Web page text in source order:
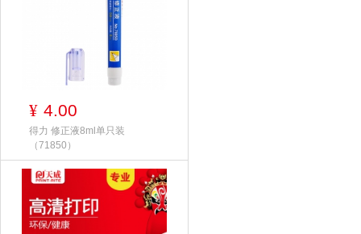
¥ 4.00
得力 修正液8ml单只装
（71850）